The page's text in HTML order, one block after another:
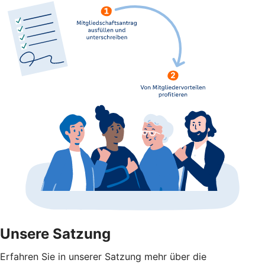
Unsere Satzung
Erfahren Sie in unserer Satzung mehr über die